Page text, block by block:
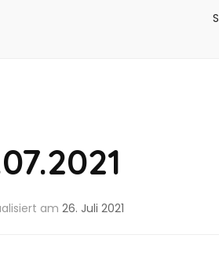
am 26. Juli 2021